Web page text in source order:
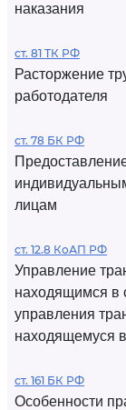
наказания
ст. 81 ТК РФ
Расторжение
работодателя
ст. 78 БК РФ
лицам
ст. 12.8 КоАП РФ
Управление
находящимся в
управления
находящемуся
ст. 161 БК РФ
Особенности